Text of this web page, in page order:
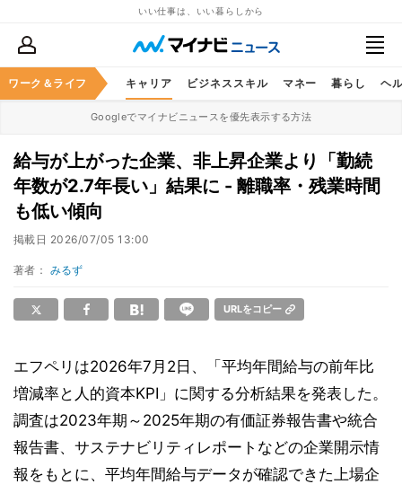
いい仕事は、いい暮らしから
ワーク＆ライフ キャリア ビジネススキル マネー 暮らし ヘ
Googleでマイナビニュースを優先表示する方法
給与が上がった企業、非上昇企業より「勤続
年数が2.7年長い」結果に - 離職率・残業時間
も低い傾向
掲載日 2026/07/05 13:00
著者： みるず
URLをコピー
エフペリは2026年7月2日、「平均年間給与の前年比
増減率と人的資本KPI」に関する分析結果を発表した。
調査は2023年期～2025年期の有価証券報告書や統合
報告書、サステナビリティレポートなどの企業開示情
報をもとに、平均年間給与データが確認できた上場企